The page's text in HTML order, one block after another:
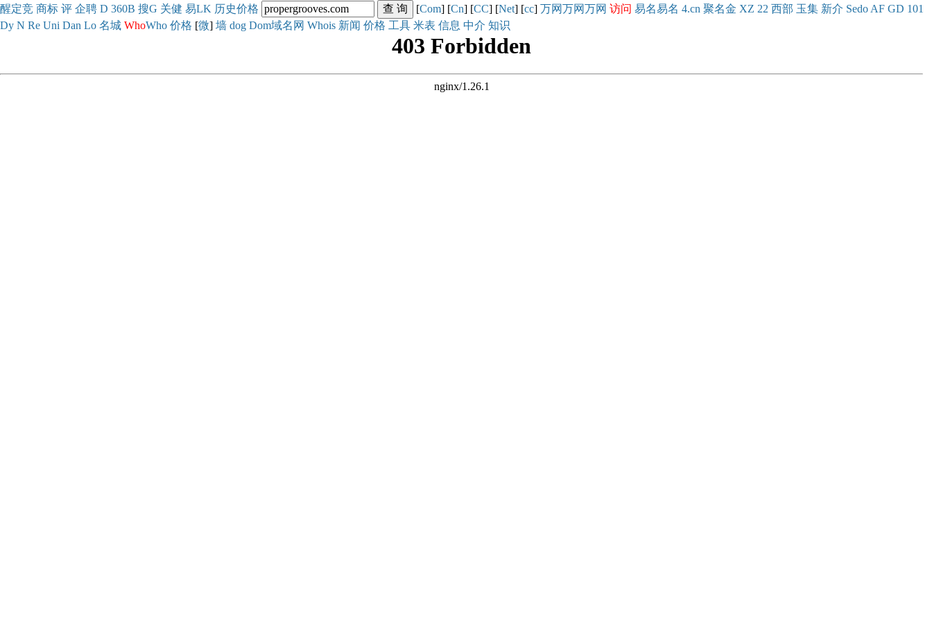
醒定竞 商标 评 企聘 D 360B 搜G 关健 易LK 历史价格 [Com] [Cn] [CC] [Net] [cc] 万网万网万网 访问 易名易名 4.cn 聚名金 XZ 22 西部 玉集 新介 Sedo AF GD 101
Dy N Re Uni Dan Lo 名城 WhoWho 价格 [微] 墙 dog Dom域名网 Whois 新闻 价格 工具 米表 信息 中介 知识